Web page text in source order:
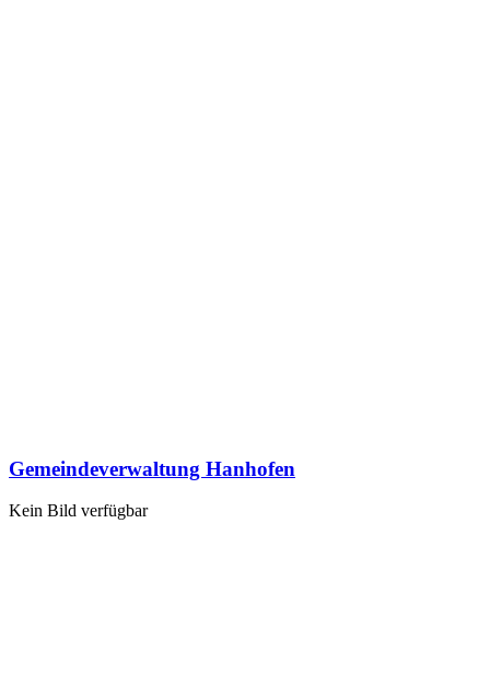
Gemeindeverwaltung Hanhofen
Kein Bild verfügbar